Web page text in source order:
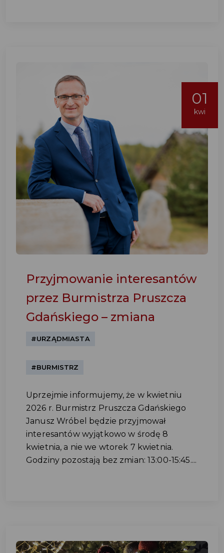
01
kwi
Przyjmowanie interesantów
przez Burmistrza Pruszcza
Gdańskiego – zmiana
#URZĄDMIASTA
#BURMISTRZ
Uprzejmie informujemy, że w kwietniu
2026 r. Burmistrz Pruszcza Gdańskiego
Janusz Wróbel będzie przyjmował
interesantów wyjątkowo w środę 8
kwietnia, a nie we wtorek 7 kwietnia.
Godziny pozostają bez zmian: 13:00-15:45....